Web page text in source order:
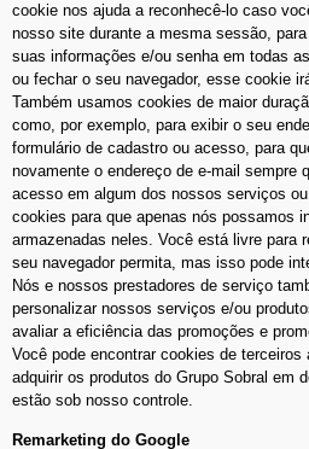
cookie nos ajuda a reconhecê-lo caso
nosso site durante a mesma sessão,
suas informações e/ou senha em todas
ou fechar o seu navegador, esse cookie
Também usamos cookies de maior
como, por exemplo, para exibir o seu
formulário de cadastro ou acesso, para
novamente o endereço de e-mail sempre
acesso em algum dos nossos serviços
cookies para que apenas nós possamos
armazenadas neles. Você está livre para
seu navegador permita, mas isso pode
Nós e nossos prestadores de serviço
personalizar nossos serviços e/ou
avaliar a eficiência das promoções e
Você pode encontrar cookies de
adquirir os produtos do Grupo Sobral em
estão sob nosso controle.
Remarketing do Google